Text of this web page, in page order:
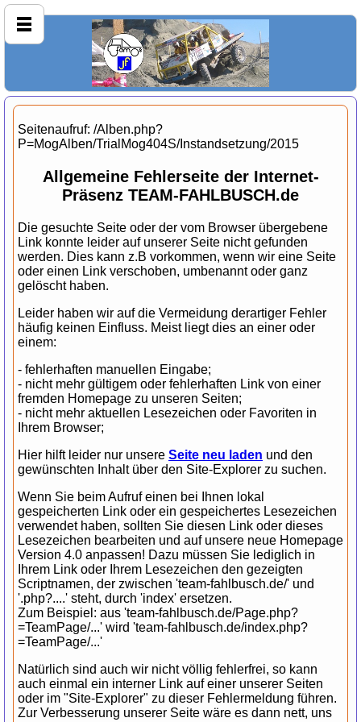
Seitenaufruf: /Alben.php?
P=MogAlben/TrialMog404S/Instandsetzung/2015
Allgemeine Fehlerseite der Internet-
Präsenz TEAM-FAHLBUSCH.de
Die gesuchte Seite oder der vom Browser übergebene
Link konnte leider auf unserer Seite nicht gefunden
werden. Dies kann z.B vorkommen, wenn wir eine Seite
oder einen Link verschoben, umbenannt oder ganz
gelöscht haben.
Leider haben wir auf die Vermeidung derartiger Fehler
häufig keinen Einfluss. Meist liegt dies an einer oder
einem:
- fehlerhaften manuellen Eingabe;
- nicht mehr gültigem oder fehlerhaften Link von einer
fremden Homepage zu unseren Seiten;
- nicht mehr aktuellen Lesezeichen oder Favoriten in
Ihrem Browser;
Hier hilft leider nur unsere Seite neu laden und den
gewünschten Inhalt über den Site-Explorer zu suchen.
Wenn Sie beim Aufruf einen bei Ihnen lokal
gespeicherten Link oder ein gespeichertes Lesezeichen
verwendet haben, sollten Sie diesen Link oder dieses
Lesezeichen bearbeiten und auf unsere neue Homepage
Version 4.0 anpassen! Dazu müssen Sie lediglich in
Ihrem Link oder Ihrem Lesezeichen den gezeigten
Scriptnamen, der zwischen 'team-fahlbusch.de/' und
'.php?....' steht, durch 'index' ersetzen.
Zum Beispiel: aus 'team-fahlbusch.de/Page.php?
=TeamPage/...' wird 'team-fahlbusch.de/index.php?
=TeamPage/...'
Natürlich sind auch wir nicht völlig fehlerfrei, so kann
auch einmal ein interner Link auf einer unserer Seiten
oder im "Site-Explorer" zu dieser Fehlermeldung führen.
Zur Verbesserung unserer Seite wäre es dann nett, uns